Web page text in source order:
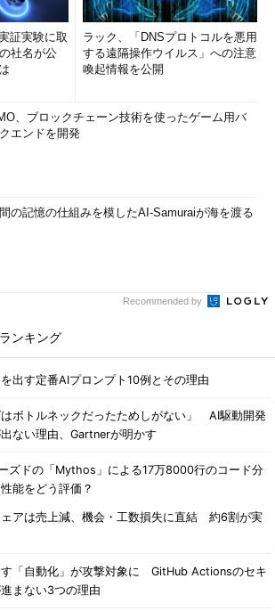
証実験に取
社名が公
ラック、「DNSプロトコルを悪用
する遠隔操作ウイルス」への注意
喚起情報を公開
、ブロックチェーン技術を使ったゲーム用バ
エンドを開発
の記憶の仕組みを模したAI-Samuraiが海を渡る
Recommended by
ンキング
を出す定番AIプロンプト10例とその理由
はボトルネックだったためしがない」 AI駆動開発
ない理由、Gartnerが明かす
ズドの「Mythos」による17万8000行のコード分
能をどう評価？
アは売上減、機会・工数損失に直結 約6割が実
す「自動化」が攻撃対象に GitHub Actionsのセキ
まない3つの理由